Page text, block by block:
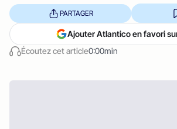
Écoutez cet article0:00min
PARTAGER
Ajouter Atlantico en favori